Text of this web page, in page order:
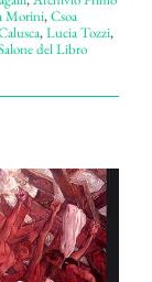
Morini,Csoa
,Lucia Tozzi,
del Libro